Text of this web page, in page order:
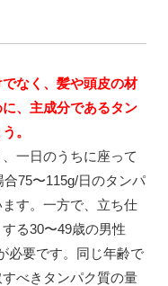
なく、髪や頭皮の材
、主成分であるタン
。
一日のうちに座って
75〜115g/日のタンパ
す。一方で、立ち仕
る30〜49歳の男性
必要です。同じ年齢で
べきタンパク質の量